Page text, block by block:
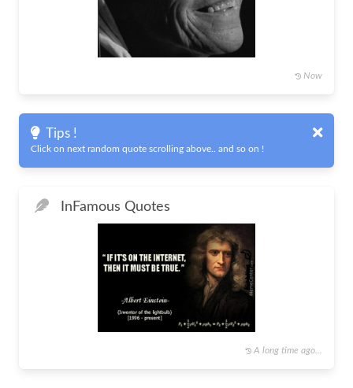
Now
Tips !
Click on next random quote scrolling above.. and so on !
In Famous Quotes
A long time ago...